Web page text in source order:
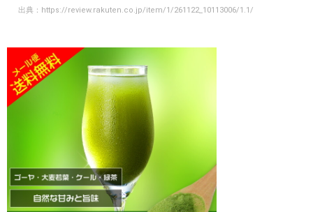
出典： https://review.rakuten.co.jp/item/1/261122_10113006/1.1/